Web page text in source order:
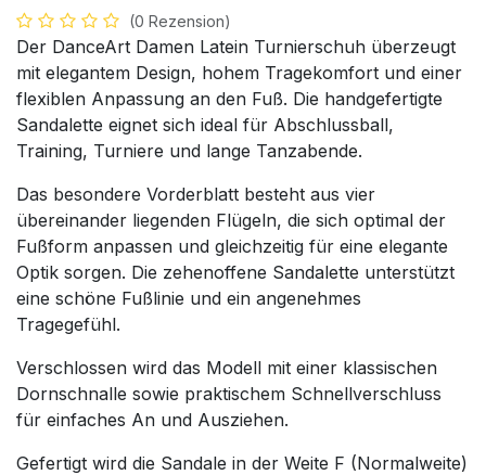
(0 Rezension)
Der DanceArt Damen Latein Turnierschuh überzeugt
mit elegantem Design, hohem Tragekomfort und einer
flexiblen Anpassung an den Fuß. Die handgefertigte
Sandalette eignet sich ideal für Abschlussball,
Training, Turniere und lange Tanzabende.
Das besondere Vorderblatt besteht aus vier
übereinander liegenden Flügeln, die sich optimal der
Fußform anpassen und gleichzeitig für eine elegante
Optik sorgen. Die zehenoffene Sandalette unterstützt
eine schöne Fußlinie und ein angenehmes
Tragegefühl.
Verschlossen wird das Modell mit einer klassischen
Dornschnalle sowie praktischem Schnellverschluss
für einfaches An und Ausziehen.
Gefertigt wird die Sandale in der Weite F (Normalweite)